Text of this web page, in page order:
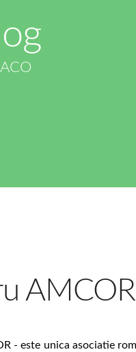
AMCOR
- este unica asociatie